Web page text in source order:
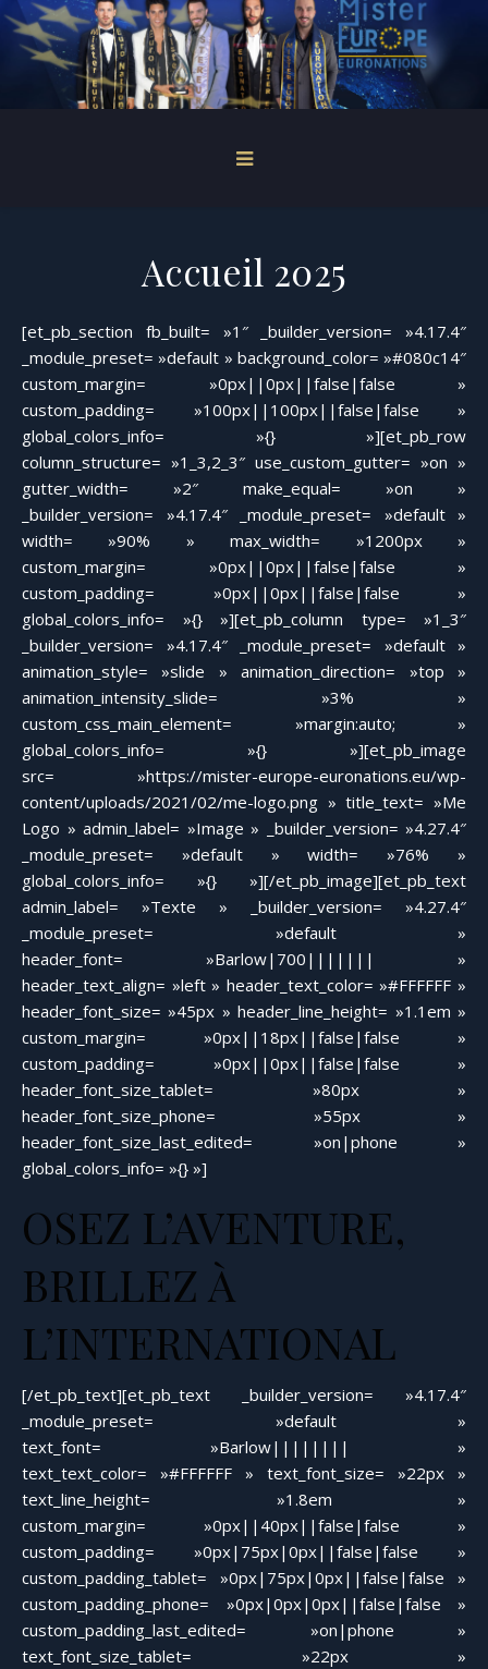
Accueil 2025
[et_pb_section fb_built= »1″ _builder_version= »4.17.4″
_module_preset= »default » background_color= »#080c14″
custom_margin= »0px||0px||false|false »
custom_padding= »100px||100px||false|false »
global_colors_info= »{} »][et_pb_row
column_structure= »1_3,2_3″ use_custom_gutter= »on »
gutter_width= »2″ make_equal= »on »
_builder_version= »4.17.4″ _module_preset= »default »
width= »90% » max_width= »1200px »
custom_margin= »0px||0px||false|false »
custom_padding= »0px||0px||false|false »
global_colors_info= »{} »][et_pb_column type= »1_3″
_builder_version= »4.17.4″ _module_preset= »default »
animation_style= »slide » animation_direction= »top »
animation_intensity_slide= »3% »
custom_css_main_element= »margin:auto; »
global_colors_info= »{} »][et_pb_image
src= »https://mister-europe-euronations.eu/wp-
content/uploads/2021/02/me-logo.png » title_text= »Me
Logo » admin_label= »Image » _builder_version= »4.27.4″
_module_preset= »default » width= »76% »
global_colors_info= »{} »][/et_pb_image][et_pb_text
admin_label= »Texte » _builder_version= »4.27.4″
_module_preset= »default »
header_font= »Barlow|700||||||| »
header_text_align= »left » header_text_color= »#FFFFFF »
header_font_size= »45px » header_line_height= »1.1em »
custom_margin= »0px||18px||false|false »
custom_padding= »0px||0px||false|false »
header_font_size_tablet= »80px »
header_font_size_phone= »55px »
header_font_size_last_edited= »on|phone »
global_colors_info= »{} »]
OSEZ L’AVENTURE,
BRILLEZ À
L’INTERNATIONAL
[/et_pb_text][et_pb_text _builder_version= »4.17.4″
_module_preset= »default »
text_font= »Barlow|||||||| »
text_text_color= »#FFFFFF » text_font_size= »22px »
text_line_height= »1.8em »
custom_margin= »0px||40px||false|false »
custom_padding= »0px|75px|0px||false|false »
custom_padding_tablet= »0px|75px|0px||false|false »
custom_padding_phone= »0px|0px|0px||false|false »
custom_padding_last_edited= »on|phone »
text_font_size_tablet= »22px »